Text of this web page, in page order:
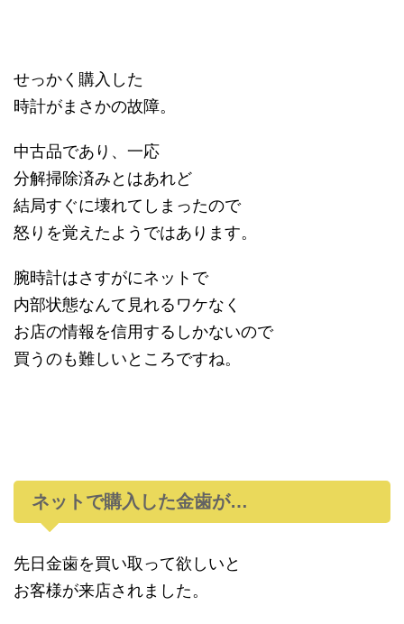
せっかく購入した
時計がまさかの故障。
中古品であり、一応
分解掃除済みとはあれど
結局すぐに壊れてしまったので
怒りを覚えたようではあります。
腕時計はさすがにネットで
内部状態なんて見れるワケなく
お店の情報を信用するしかないので
買うのも難しいところですね。
ネットで購入した金歯が…
先日金歯を買い取って欲しいと
お客様が来店されました。